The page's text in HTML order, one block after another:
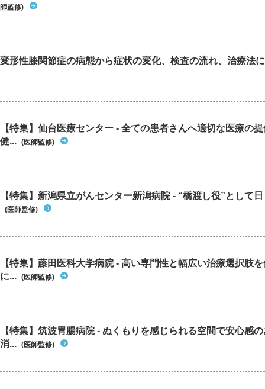
師監修)
変形性膝関節症の病態から症状の変化、検査の流れ、治療法
【特集】仙台医療センター - 全ての患者さんへ適切な医療の
健... (医師監修)
【特集】新潟県立がんセンター新潟病院 - “橋渡し役”として
(医師監修)
【特集】藤田医科大学病院 - 高い専門性と幅広い治療選択肢
に... (医師監修)
【特集】筑波胃腸病院 - ぬくもりを感じられる空間で安心感
消... (医師監修)